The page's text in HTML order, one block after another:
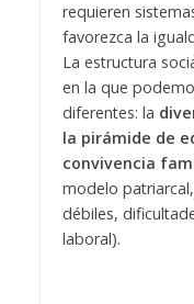
requieren
favorezca la
La estructura
en la que
diferentes: la
la pirámide de
convivencia
modelo
débiles,
laboral).